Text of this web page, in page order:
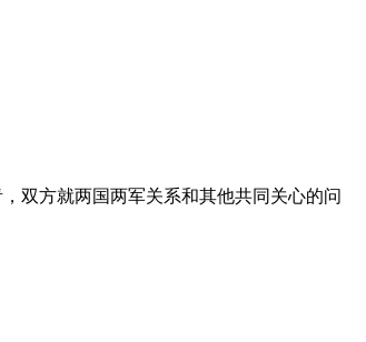
双方就两国两军关系和其他共同关心的问